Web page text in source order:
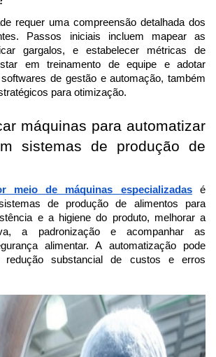
requer uma compreensão detalhada dos
Passos iniciais incluem mapear as
gargalos, e estabelecer métricas de
em treinamento de equipe e adotar
de gestão e automação, também
para otimização.
máquinas para automatizar
sistemas de produção de
meio de máquinas especializadasé
de produção de alimentos para
e a higiene do produto, melhorar a
a padronização e acompanhar as
alimentar. A automatização pode
substancial de custos e erros